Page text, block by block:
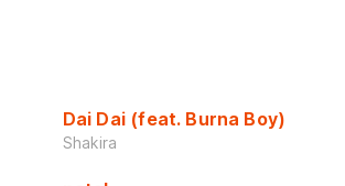
Dai Dai (feat. Burna Boy)
Shakira